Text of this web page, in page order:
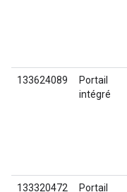
133624089
Portail
intégré
133320472 Portail